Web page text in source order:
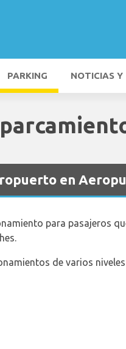
PARKING NOTICIAS Y
en
para pasajeros
de varios